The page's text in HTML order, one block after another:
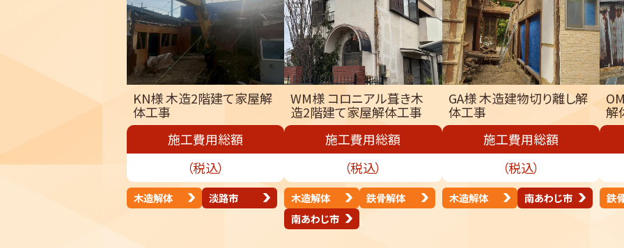
KN様 木造2階建て家屋解
体工事
施工費用総額
（税込）
木造解体 淡路市
WM様 コロニアル葺き木
造2階建て家屋解体工事
施工費用総額
（税込）
木造解体
鉄骨解体
南あわじ市
GA様 木造建物切り離し解
体工事
施工費用総額
（税込）
木造解体 南あわじ市
解
鉄